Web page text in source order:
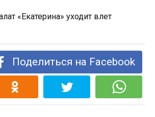
Поделиться на Facebook